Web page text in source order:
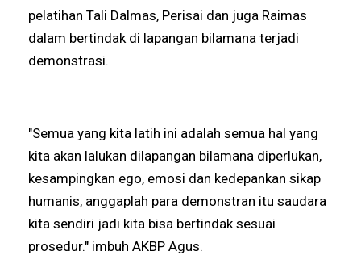
pelatihan Tali Dalmas, Perisai dan juga Raimas
dalam bertindak di lapangan bilamana terjadi
demonstrasi.
"Semua yang kita latih ini adalah semua hal yang
kita akan lalukan dilapangan bilamana diperlukan,
kesampingkan ego, emosi dan kedepankan sikap
humanis, anggaplah para demonstran itu saudara
kita sendiri jadi kita bisa bertindak sesuai
prosedur." imbuh AKBP Agus.